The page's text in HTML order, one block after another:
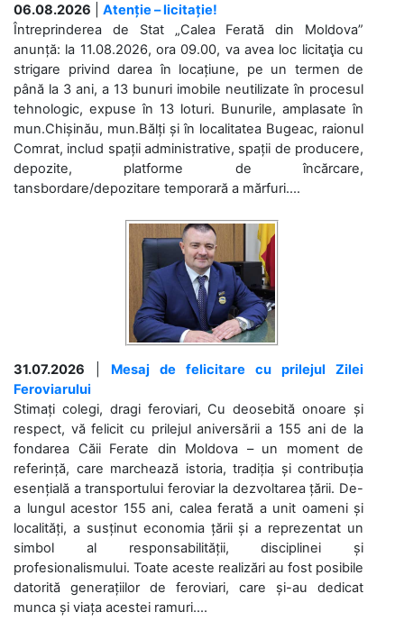
06.08.2026
Atenție – licitație!
Întreprinderea de Stat „Calea Ferată din Moldova”
anunță: la 11.08.2026, ora 09.00, va avea loc licitaţia cu
strigare privind darea în locațiune, pe un termen de
până la 3 ani, a 13 bunuri imobile neutilizate în procesul
tehnologic, expuse în 13 loturi. Bunurile, amplasate în
mun.Chișinău, mun.Bălți și în localitatea Bugeac, raionul
Comrat, includ spații administrative, spații de producere,
depozite, platforme de încărcare,
tansbordare/depozitare temporară a mărfuri....
31.07.2026
Mesaj de felicitare cu prilejul Zilei
Feroviarului
Stimați colegi, dragi feroviari, Cu deosebită onoare și
respect, vă felicit cu prilejul aniversării a 155 ani de la
fondarea Căii Ferate din Moldova – un moment de
referință, care marchează istoria, tradiția și contribuția
esențială a transportului feroviar la dezvoltarea țării. De-
a lungul acestor 155 ani, calea ferată a unit oameni și
localități, a susținut economia țării și a reprezentat un
simbol al responsabilității, disciplinei și
profesionalismului. Toate aceste realizări au fost posibile
datorită generațiilor de feroviari, care și-au dedicat
munca și viața acestei ramuri....